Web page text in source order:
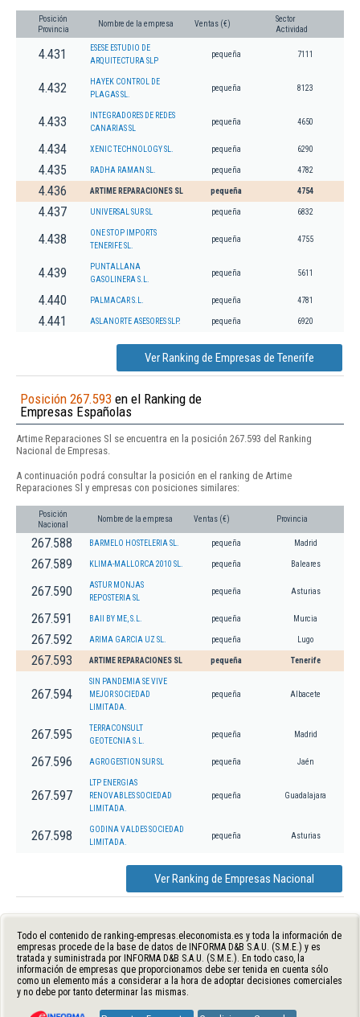
Posición
Provincia
Nombre de la empresa Ventas (€)
Sector
Actividad
4.431
ESESE ESTUDIO DE
ARQUITECTURA SLP
pequeña 7111
4.432
HAYEK CONTROL DE
PLAGAS SL.
pequeña 8123
4.433
INTEGRADORES DE REDES
CANARIAS SL
pequeña 4650
4.434 XENIC TECHNOLOGY SL. pequeña 6290
4.435 RADHA RAMAN SL. pequeña 4782
4.436 ARTIME REPARACIONES SL pequeña 4754
4.437 UNIVERSAL SUR SL pequeña 6832
4.438
ONE STOP IMPORTS
TENERIFE SL.
pequeña 4755
4.439
PUNTALLANA
GASOLINERA S.L.
pequeña 5611
4.440 PALMACAR S.L. pequeña 4781
4.441 ASLANORTE ASESORES SLP. pequeña 6920
Ver Ranking de Empresas de Tenerife
Posición 267.593 en el Ranking de
Empresas Españolas
Artime Reparaciones Sl se encuentra en la posición 267.593 del Ranking
Nacional de Empresas.
A continuación podrá consultar la posición en el ranking de Artime
Reparaciones Sl y empresas con posiciones similares:
Posición
Nacional
Nombre de la empresa Ventas (€) Provincia
267.588 BARMELO HOSTELERIA SL. pequeña Madrid
267.589 KLIMA-MALLORCA 2010 SL. pequeña Baleares
267.590
ASTUR MONJAS
REPOSTERIA SL
pequeña Asturias
267.591 BAII BY ME, S.L. pequeña Murcia
267.592 ARIMA GARCIA UZ SL. pequeña Lugo
267.593 ARTIME REPARACIONES SL pequeña Tenerife
267.594
SIN PANDEMIA SE VIVE
MEJOR SOCIEDAD
LIMITADA.
pequeña Albacete
267.595
TERRACONSULT
GEOTECNIA S.L.
pequeña Madrid
267.596 AGROGESTION SUR SL pequeña Jaén
267.597
LTP ENERGIAS
RENOVABLES SOCIEDAD
LIMITADA.
pequeña Guadalajara
267.598
GODINA VALDES SOCIEDAD
LIMITADA.
pequeña Asturias
Ver Ranking de Empresas Nacional
Todo el contenido de ranking-empresas.eleconomista.es y toda la información de
empresas procede de la base de datos de INFORMA D&B S.A.U. (S.M.E.) y es
tratada y suministrada por INFORMA D&B S.A.U. (S.M.E.). En todo caso, la
información de empresas que proporcionamos debe ser tenida en cuenta sólo
como un elemento más a considerar a la hora de adoptar decisiones comerciales
y no debe por tanto determinar las mismas.